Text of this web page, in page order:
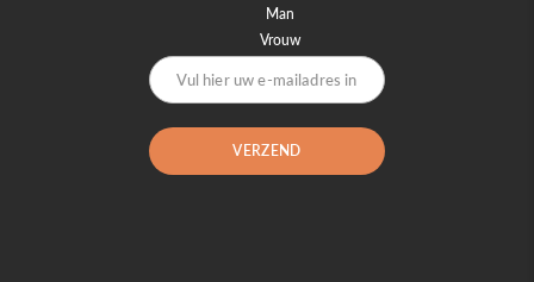
Man
Vrouw